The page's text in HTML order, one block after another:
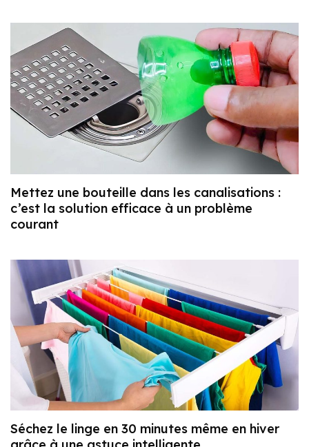
Mettez une bouteille dans les canalisations :
c’est la solution efficace à un problème
courant
Séchez le linge en 30 minutes même en hiver